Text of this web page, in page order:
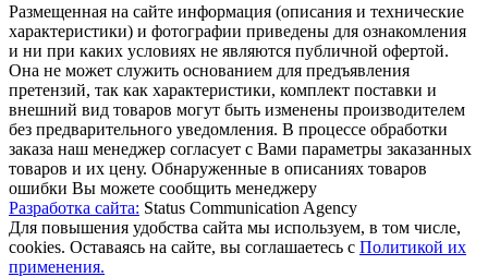
Размещенная на сайте информация (описания и технические
характеристики) и фотографии приведены для ознакомления
и ни при каких условиях не являются публичной офертой.
Она не может служить основанием для предъявления
претензий, так как характеристики, комплект поставки и
внешний вид товаров могут быть изменены производителем
без предварительного уведомления. В процессе обработки
заказа наш менеджер согласует с Вами параметры заказанных
товаров и их цену. Обнаруженные в описаниях товаров
ошибки Вы можете сообщить менеджеру
Разработка сайта: Status Communication Agency
Для повышения удобства сайта мы используем, в том числе,
cookies. Оставаясь на сайте, вы соглашаетесь с Политикой их
применения.